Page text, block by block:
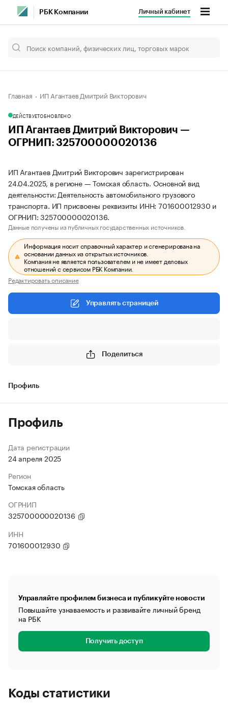
РБК Компании Личный кабинет
Главная ИП Агантаев Дмитрий Викторович
ДЕЙСТВУЕТОБНОВЛЕНО
ИП Агантаев Дмитрий Викторович —
ОГРНИП: 325700000020136
ИП Агантаев Дмитрий Викторович зарегистрирован
24.04.2025, в регионе — Томская область. Основной вид
деятельности: Деятельность автомобильного грузового
транспорта. ИП присвоены реквизиты ИНН: 701600012930 и
ОГРНИП: 325700000020136.
Данные получены из публичных государственных источников.
Информация носит справочный характер и сгенерирована на
основании данных из открытых источников.
Компания не является пользователем и не имеет деловых
отношений с сервисом РБК Компании.
Редактировать описание
Управлять страницей
Поделиться
Профиль
Профиль
Дата регистрации
24 апреля 2025
Регион
Томская область
ОГРНИП
325700000020136
ИНН
701600012930
Управляйте профилем бизнеса и публикуйте новости
Повышайте узнаваемость и развивайте личный бренд
на РБК
Получить доступ
Коды статистики